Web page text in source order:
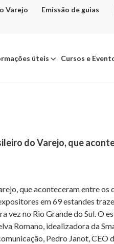
Varejo Emissão de guias
úteis Cursos e
do Varejo, que
que aconteceram entre os
em 69 estandes
no Rio Grande do Sul. O
Romano, idealizadora da
Pedro Janot,